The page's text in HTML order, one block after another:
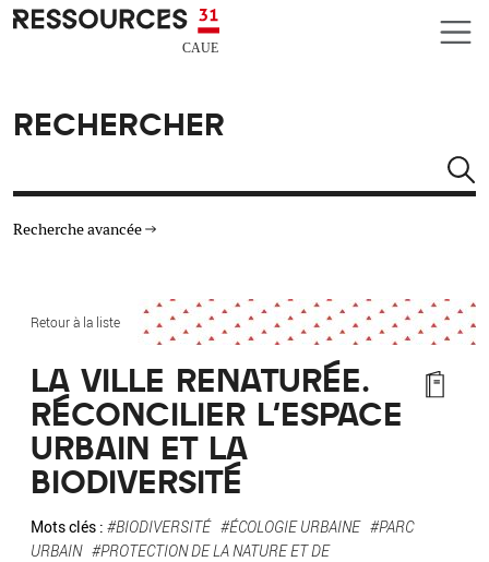
Aller au contenu principal
CAUE RESSOURCES 31
RECHERCHER
Recherche avancée
TYPE DE RESSOURCES
MATÉRIAUX
AUTRES CRITÈRES
Retour à la liste
LA VILLE RENATURÉE.
RÉCONCILIER L'ESPACE
URBAIN ET LA
BIODIVERSITÉ
Mots clés : #BIODIVERSITÉ #ÉCOLOGIE URBAINE #PARC
URBAIN #PROTECTION DE LA NATURE ET DE